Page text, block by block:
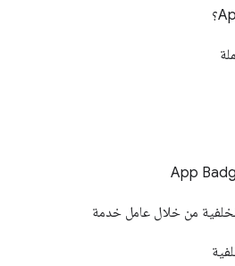
من خلال عامل خدمة